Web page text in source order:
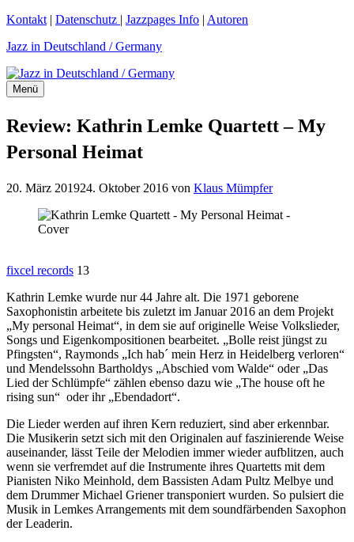
Zum
springen
Kontakt | Datenschutz | Jazzpages Info | Autoren
Jazz in Deutschland / Germany
Menü
Review: Kathrin Lemke Quartett – My
Personal Heimat
20. März 201924. Oktober 2016 von Klaus Mümpfer
fixcel records 13
Kathrin Lemke wurde nur 44 Jahre alt. Die 1971 geborene
Saxophonistin arbeitete bis zuletzt im Januar 2016 an dem Projekt
„My personal Heimat“, in dem sie auf originelle Weise Volkslieder,
Songs und Eigenkompositionen bearbeitet. „Bolle reist jüngst zu
Pfingsten“, Raymonds „Ich hab´ mein Herz in Heidelberg verloren“
und Mendelssohn Bartholdys „Abschied vom Walde“ oder „Das
Lied der Schlümpfe“ zählen ebenso dazu wie „The house oft he
rising sun“ oder ihr „Ebendadort“.
Die Lieder werden auf ihren Kern reduziert, sind aber erkennbar.
Die Musikerin setzt sich mit den Originalen auf faszinierende Weise
auseinander, lässt Teile der Melodien immer wieder aufblitzen, auch
wenn sie verfremdet auf die Instrumente ihres Quartetts mit dem
Pianisten Niko Meinhold, dem Bassisten Adam Pultz Melbye und
dem Drummer Michael Griener transponiert wurden. So pulsiert die
Musik in Lemkes Arrangements mit dem soundfärbenden Saxophon
der Leaderin.